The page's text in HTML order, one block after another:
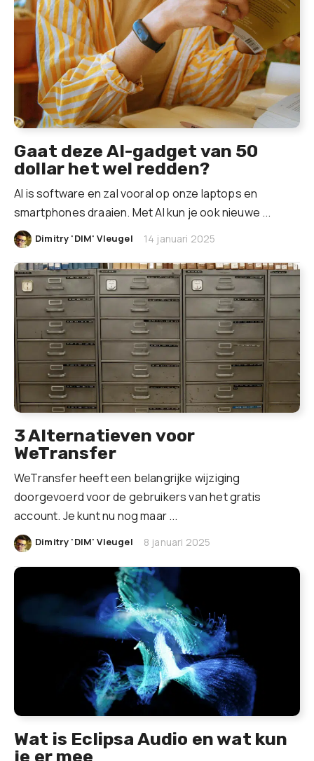
Gaat deze AI-gadget van 50
dollar het wel redden?
AI is software en zal vooral op onze laptops en
smartphones draaien. Met AI kun je ook nieuwe ...
Dimitry 'DIM' Vleugel 14 januari 2025
3 Alternatieven voor
WeTransfer
WeTransfer heeft een belangrijke wijziging
doorgevoerd voor de gebruikers van het gratis
account. Je kunt nu nog maar ...
Dimitry 'DIM' Vleugel 8 januari 2025
Wat is Eclipsa Audio en wat kun
je er mee